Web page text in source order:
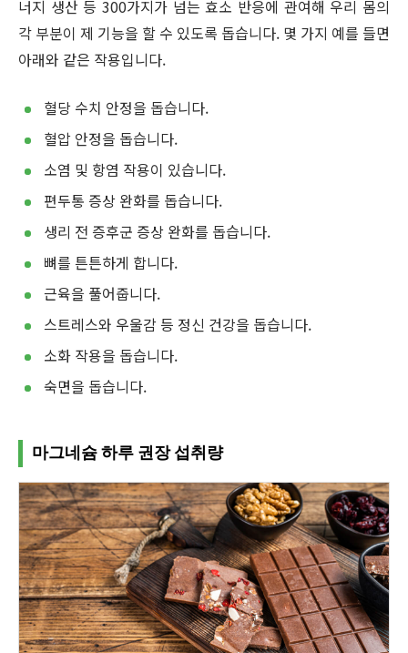
너지 생산 등 300가지가 넘는 효소 반응에 관여해 우리 몸의
각 부분이 제 기능을 할 수 있도록 돕습니다. 몇 가지 예를 들면
아래와 같은 작용입니다.
혈당 수치 안정을 돕습니다.
혈압 안정을 돕습니다.
소염 및 항염 작용이 있습니다.
편두통 증상 완화를 돕습니다.
생리 전 증후군 증상 완화를 돕습니다.
뼈를 튼튼하게 합니다.
근육을 풀어줍니다.
스트레스와 우울감 등 정신 건강을 돕습니다.
소화 작용을 돕습니다.
숙면을 돕습니다.
마그네슘 하루 권장 섭취량